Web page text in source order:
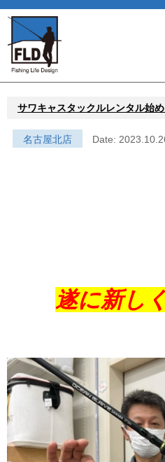
サワキャスタックルレンタル始め
名古屋北店 Date:
遂に新し